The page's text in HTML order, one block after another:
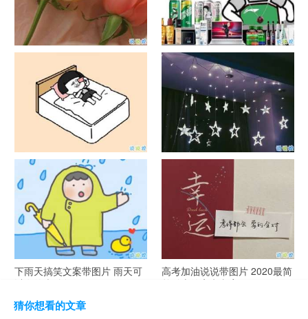
官宣恋爱的说说配图 官宣句子
抖音摆地摊文案 摆地摊的搞笑
说说带图片
谐音梗土味情话大全带图片 油
腻搞笑的土味情话
很酷的霸气句子带图片 最新霸
气说说高冷范
下雨天搞笑文案带图片 雨天可
以发的幽默句子
高考加油说说带图片 2020最简
单励志的高考文案
猜你想看的文章